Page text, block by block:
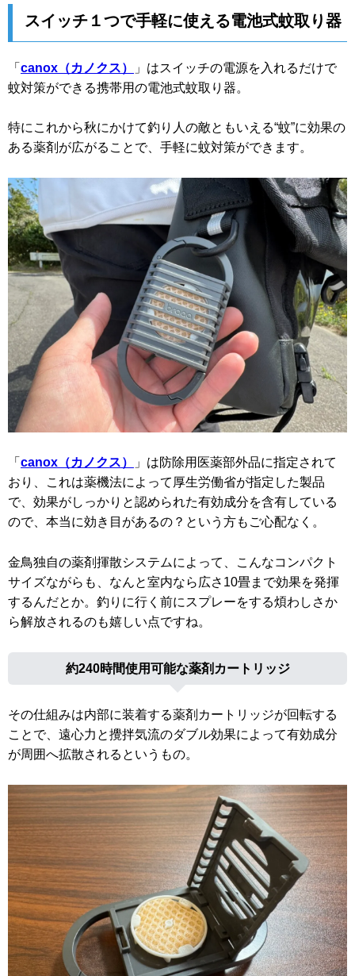
スイッチ１つで手軽に使える電池式蚊取り器
「 canox（カノクス）
」はスイッチの電源を入れるだけで
蚊対策ができる携帯用の電池式蚊取り器。
特にこれから秋にかけて釣り人の敵ともいえる“蚊”に効果の
ある薬剤が広がることで、手軽に蚊対策ができます。
「 canox（カノクス）
」は防除用医薬部外品に指定されて
おり、これは薬機法によって厚生労働省が指定した製品
で、効果がしっかりと認められた有効成分を含有している
ので、本当に効き目があるの？という方もご心配なく。
金鳥独自の薬剤揮散システムによって、こんなコンパクト
サイズながらも、なんと室内なら広さ10畳まで効果を発揮
するんだとか。釣りに行く前にスプレーをする煩わしさか
ら解放されるのも嬉しい点ですね。
約240時間使用可能な薬剤カートリッジ
その仕組みは内部に装着する薬剤カートリッジが回転する
ことで、遠心力と攪拌気流のダブル効果によって有効成分
が周囲へ拡散されるというもの。